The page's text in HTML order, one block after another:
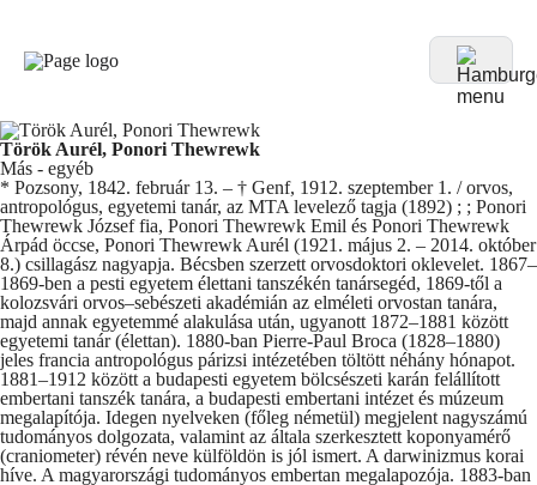
Török Aurél, Ponori Thewrewk
Más - egyéb
* Pozsony, 1842. február 13. – † Genf, 1912. szeptember 1. / orvos,
antropológus, egyetemi tanár, az MTA levelező tagja (1892) ; ; Ponori
Thewrewk József fia, Ponori Thewrewk Emil és Ponori Thewrewk
Árpád öccse, Ponori Thewrewk Aurél (1921. május 2. – 2014. október
8.) csillagász nagyapja. Bécsben szerzett orvosdoktori oklevelet. 1867–
1869-ben a pesti egyetem élettani tanszékén tanársegéd, 1869-től a
kolozsvári orvos–sebészeti akadémián az elméleti orvostan tanára,
majd annak egyetemmé alakulása után, ugyanott 1872–1881 között
egyetemi tanár (élettan). 1880-ban Pierre-Paul Broca (1828–1880)
jeles francia antropológus párizsi intézetében töltött néhány hónapot.
1881–1912 között a budapesti egyetem bölcsészeti karán felállított
embertani tanszék tanára, a budapesti embertani intézet és múzeum
megalapítója. Idegen nyelveken (főleg németül) megjelent nagyszámú
tudományos dolgozata, valamint az általa szerkesztett koponyamérő
(craniometer) révén neve külföldön is jól ismert. A darwinizmus korai
híve. A magyarországi tudományos embertan megalapozója. 1883-ban